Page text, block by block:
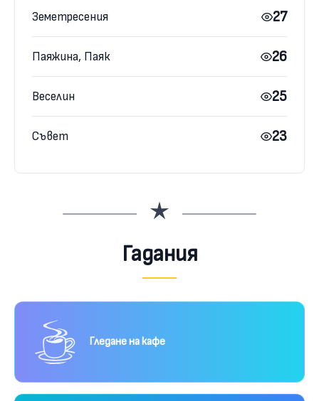
Земетресения 27
Паяжина, Паяк 26
Веселин 25
Съвет 23
Гадания
Гледане на кафе